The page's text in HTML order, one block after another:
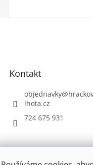
Kontakt
objednavky@
lhota.cz
724 675 931